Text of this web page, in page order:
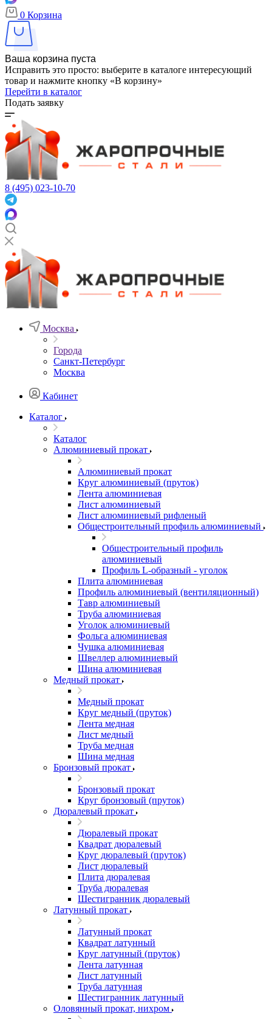
0 Корзина
Ваша корзина пуста
Исправить это просто: выберите в каталоге интересующий
товар и нажмите кнопку «В корзину»
Перейти в каталог
Подать заявку
8 (495) 023-10-70
Москва
Города
Санкт-Петербург
Москва
Кабинет
Каталог
Каталог
Алюминиевый прокат
Алюминиевый прокат
Круг алюминиевый (пруток)
Лента алюминиевая
Лист алюминиевый
Лист алюминиевый рифленый
Общестроительный профиль алюминиевый
Общестроительный профиль
алюминиевый
Профиль L-образный - уголок
Плита алюминиевая
Профиль алюминиевый (вентиляционный)
Тавр алюминиевый
Труба алюминиевая
Уголок алюминиевый
Фольга алюминиевая
Чушка алюминиевая
Швеллер алюминиевый
Шина алюминиевая
Медный прокат
Медный прокат
Круг медный (пруток)
Лента медная
Лист медный
Труба медная
Шина медная
Бронзовый прокат
Бронзовый прокат
Круг бронзовый (пруток)
Дюралевый прокат
Дюралевый прокат
Квадрат дюралевый
Круг дюралевый (пруток)
Лист дюралевый
Плита дюралевая
Труба дюралевая
Шестигранник дюралевый
Латунный прокат
Латунный прокат
Квадрат латунный
Круг латунный (пруток)
Лента латунная
Лист латунный
Труба латунная
Шестигранник латунный
Оловянный прокат, нихром